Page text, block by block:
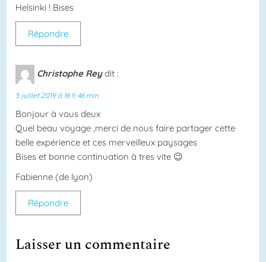
Helsinki ! Bises
Répondre
Christophe Rey dit :
5 juillet 2019 à 16 h 46 min
Bonjour à vous deux
Quel beau voyage ,merci de nous faire partager cette
belle expérience et ces merveilleux paysages
Bises et bonne continuation à tres vite 😉
Fabienne (de lyon)
Répondre
Laisser un commentaire